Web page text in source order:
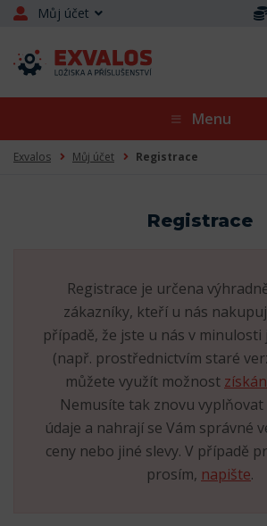
Můj účet
Menu
Exvalos Můj účet Registrace
Registrace
Registrace je určena
zákazníky, kteří u nás
případě, že jste u nás v
(např. prostřednictvím staré
můžete využít možnost
Nemusíte tak znovu
údaje a nahrají se Vám správné
ceny nebo jiné slevy. V případě
prosím, napište.